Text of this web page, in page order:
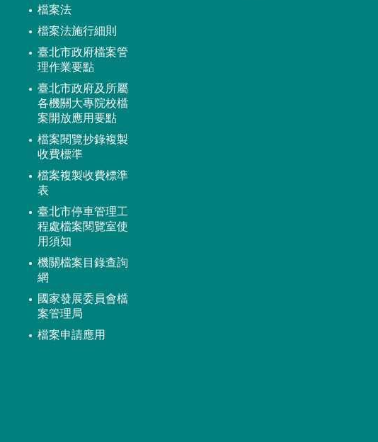
檔案法
檔案法施行細則
臺北市政府檔案管
理作業要點
臺北市政府及所屬
各機關大專院校檔
案開放應用要點
檔案閱覽抄錄複製
收費標準
檔案複製收費標準
表
臺北市停車管理工
程處檔案閱覽室使
用須知
機關檔案目錄查詢
網
國家發展委員會檔
案管理局
檔案申請應用